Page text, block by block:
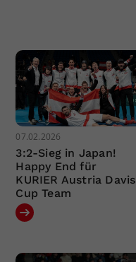
07.02.2026
3:2-Sieg in Japan!
Happy End für
KURIER Austria Davis
Cup Team